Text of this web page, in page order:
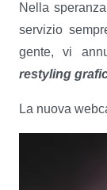
Nella
servizio
gente, vi
restyling
La nuova